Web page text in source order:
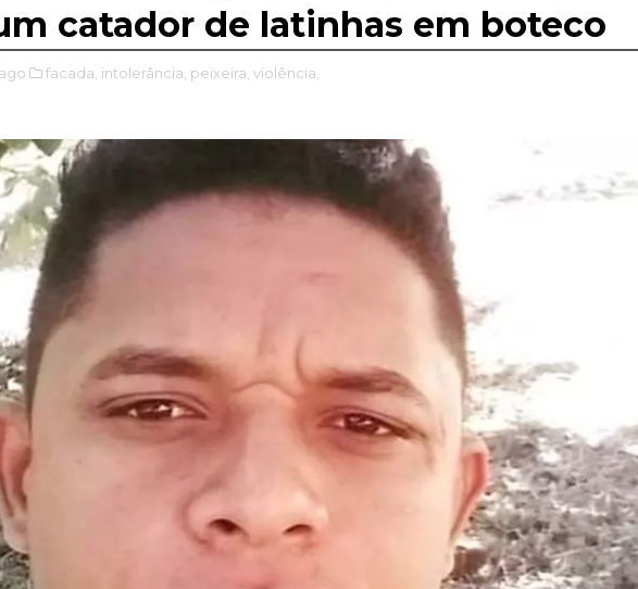
catador de latinhas em boteco
facada, intolerância, peixeira, violência,